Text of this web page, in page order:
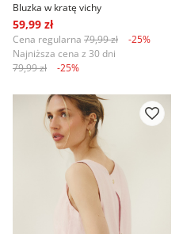
Bluzka w kratę vichy
59,99 zł
Cena regularna 79,99 zł
-25%
Najniższa cena z 30 dni
79,99 zł
-25%